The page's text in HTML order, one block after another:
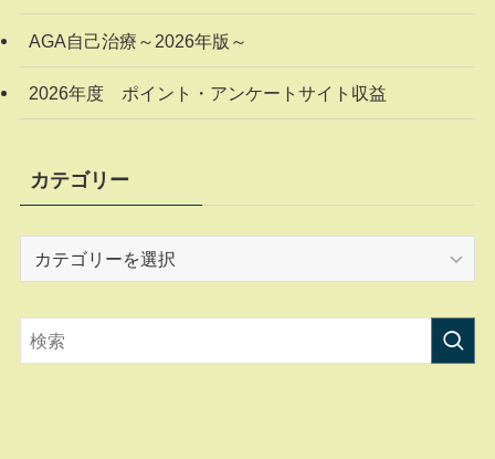
AGA自己治療～2026年版～
2026年度 ポイント・アンケートサイト収益
カテゴリー
リ
ー